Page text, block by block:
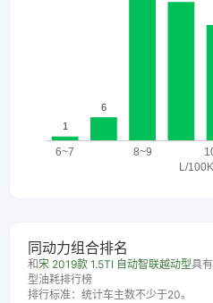
同动力组合排名
和宋 2019款 1.5TI 自动智联越动型具
型油耗排行榜
排行标准：统计车主数不少于20。